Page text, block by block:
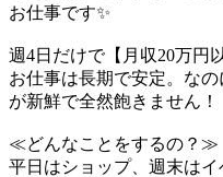
お仕事です✨
週4日だけで【月収20万円
お仕事は長期で安定。な
が新鮮で全然飽きません！
≪どんなことをするの？≫
平日はショップ、週末は